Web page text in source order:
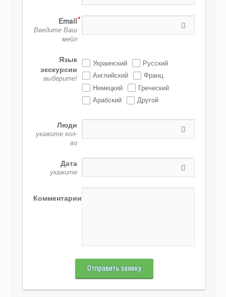
Email
Введите Ваш
мейл
Язык
экскурсии
выберите!
Украинский
Русский
Английский
Франц
Немецкий
Греческий
Арабский
Другой
Люди
укажите кол-
во
Дата
укажите
Комментарии
Отправить заявку